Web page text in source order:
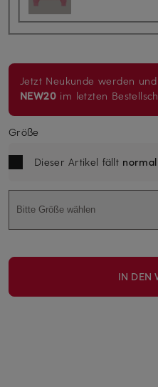
Jetzt Neukunde werden
NEW20 im letzten
Größe
Dieser Artikel fällt
Bitte Größe wählen
IN DEN